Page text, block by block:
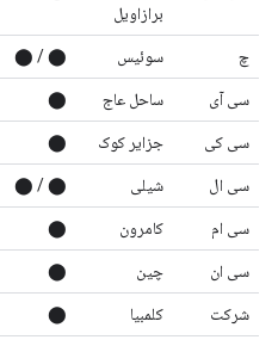
برازاویل
چ سوئیس ⬤ / ⬤
سی آی ساحل عاج ⬤
سی کی جزایر کوک ⬤
سی ال شیلی ⬤ / ⬤
سی ام کامرون ⬤
سی ان چین ⬤
شرکت کلمبیا ⬤